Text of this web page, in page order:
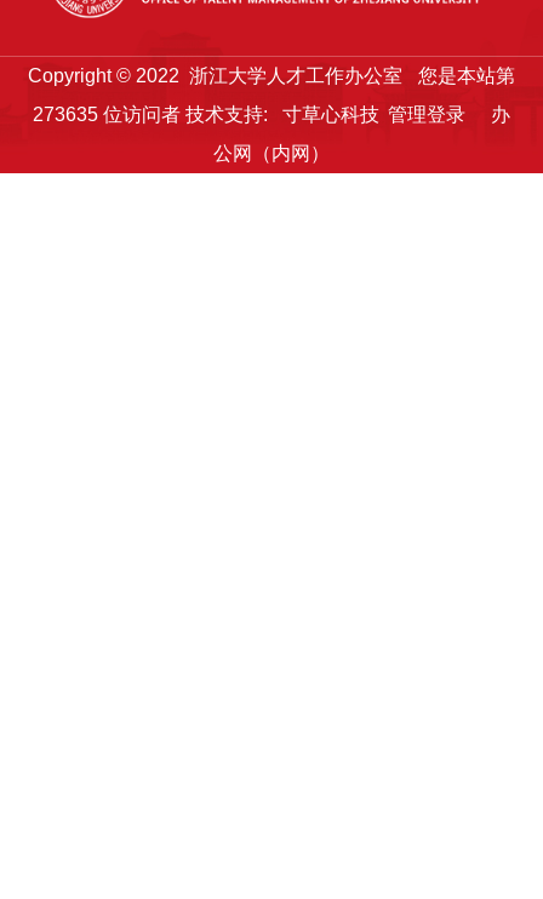
Copyright © 2022 浙江大学人才工作办公室
您是本站第
273635位访问者 技术支持: 寸草心科技 管理登录
办
公网（内网）